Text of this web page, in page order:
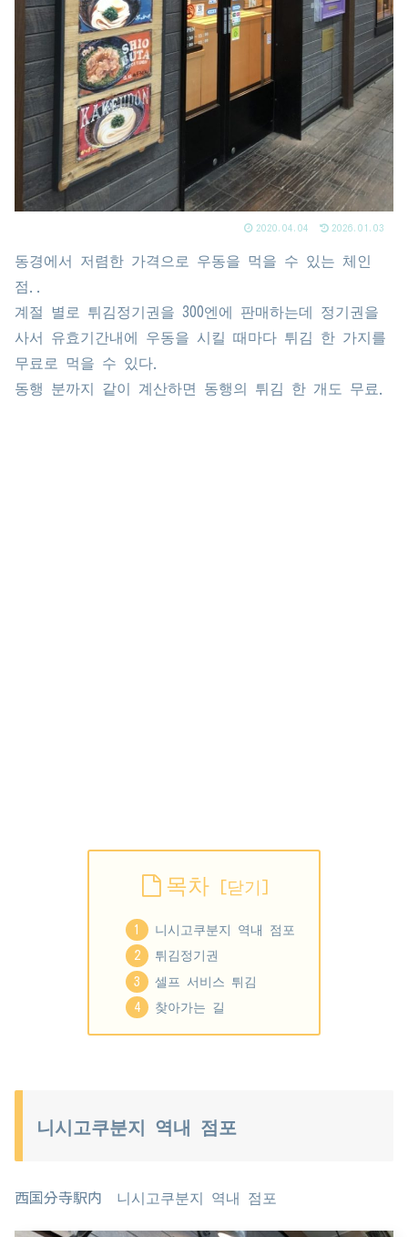
2020.04.04 2026.01.03
동경에서 저렴한 가격으로 우동을 먹을 수 있는 체인
점..
계절 별로 튀김정기권을 300엔에 판매하는데 정기권을
사서 유효기간내에 우동을 시킬 때마다 튀김 한 가지를
무료로 먹을 수 있다.
동행 분까지 같이 계산하면 동행의 튀김 한 개도 무료.
목차
니시고쿠분지 역내 점포
튀김정기권
셀프 서비스 튀김
찾아가는 길
니시고쿠분지 역내 점포
西国分寺駅内 니시고쿠분지 역내 점포